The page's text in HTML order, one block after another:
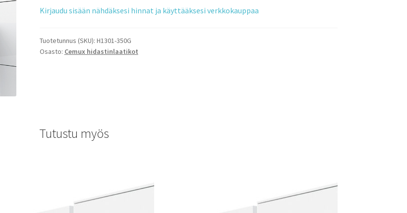
Kirjaudu sisään nähdäksesi hinnat ja käyttääksesi verkkokauppaa
Tuotetunnus (SKU): H1301-350G
Osasto: Cemux hidastinlaatikot
Tutustu myös